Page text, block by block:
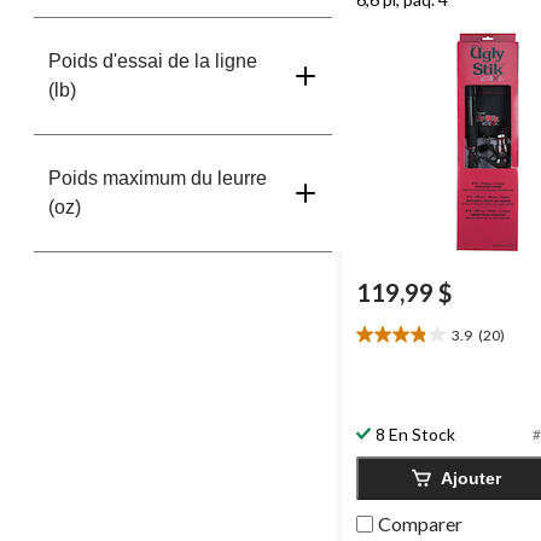
Poids d'essai de la ligne
(lb)
Poids maximum du leurre
(oz)
119,99 $
3.9 (20)
3.9
20
évaluations
8 En Stock
Ajouter
Comparer